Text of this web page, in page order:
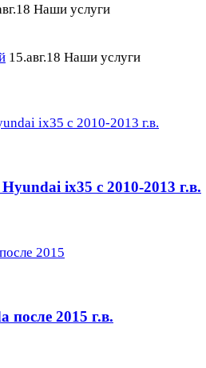
Наши услуги
15.авг.18 Наши услуги
ix35 с 2010-2013 г.в.
после 2015 г.в.